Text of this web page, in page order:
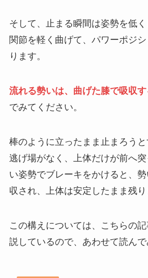
そして、止まる瞬間は姿勢を低
関節を軽く曲げて、パワーポジ
ります。
流れる勢いは、曲げた膝で吸収す
でみてください。
棒のように立ったまま止まろう
逃げ場がなく、上体だけが前へ
い姿勢でブレーキをかけると、
収され、上体は安定したまま残り
この構えについては、こちらの
説しているので、あわせて読んで